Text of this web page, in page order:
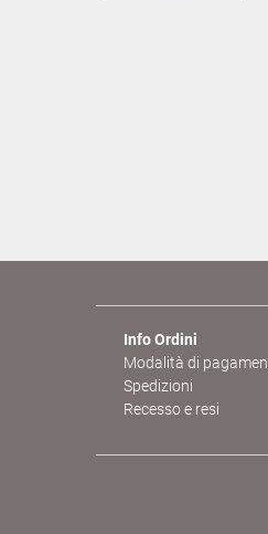
Info Ordini
Modalità di
Spedizioni
Recesso e resi